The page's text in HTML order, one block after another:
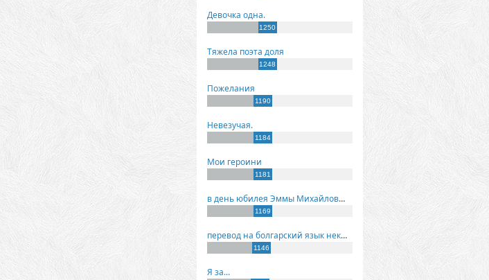
Девочка одна.
1250
Тяжела поэта доля
1248
Пожелания
1190
Невезучая.
1184
Мои героини
1181
в день юбилея Эммы Михайловны Киселевой
1169
перевод на болгарский язык некоторых моих стихов
1146
Я за...